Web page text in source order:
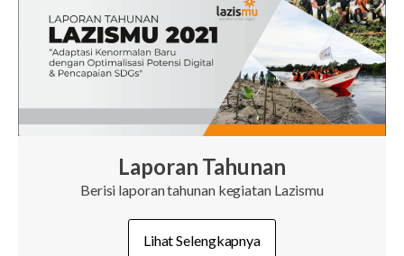
Laporan Tahunan
Berisi laporan tahunan kegiatan Lazismu
Lihat Selengkapnya